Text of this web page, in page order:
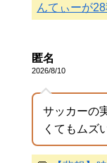
んてぃーが
匿名
2026/8/10
サッカーの
くてもムズ